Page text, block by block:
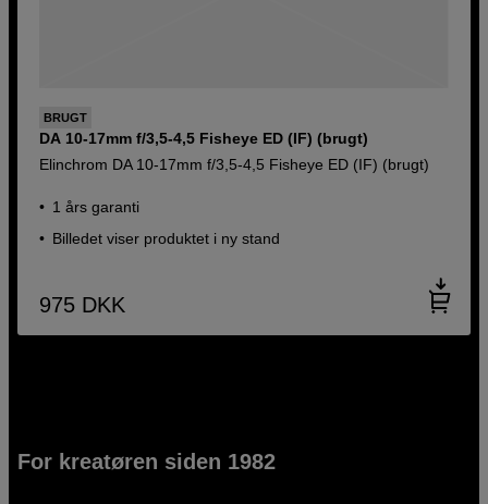
BRUGT
DA 10-17mm f/3,5-4,5 Fisheye ED (IF) (brugt)
Elinchrom DA 10-17mm f/3,5-4,5 Fisheye ED (IF) (brugt)
1 års garanti
Billedet viser produktet i ny stand
975 DKK
For kreatøren siden 1982